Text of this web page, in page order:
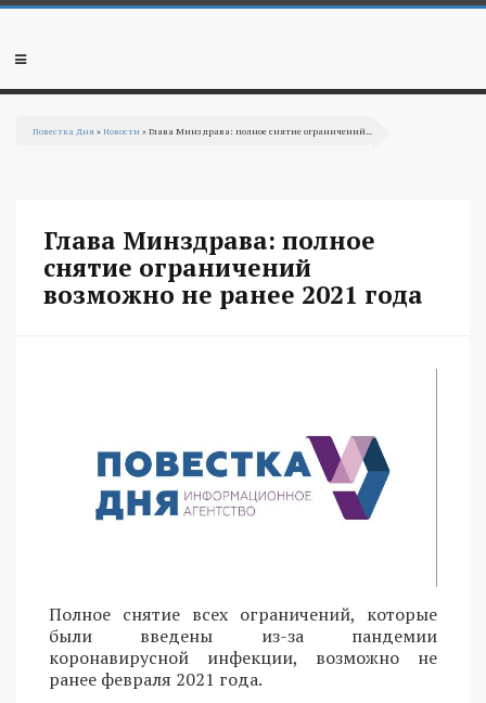
Перейти к основному содержанию
Мобильное
Повестка Дня »Новости » Глава Минздрава: полное снятие ограничений...
Глава Минздрава: полное
снятие ограничений
возможно не ранее 2021 года
Полное снятие всех ограничений, которые
были введены из-за пандемии
коронавирусной инфекции, возможно не
ранее февраля 2021 года.